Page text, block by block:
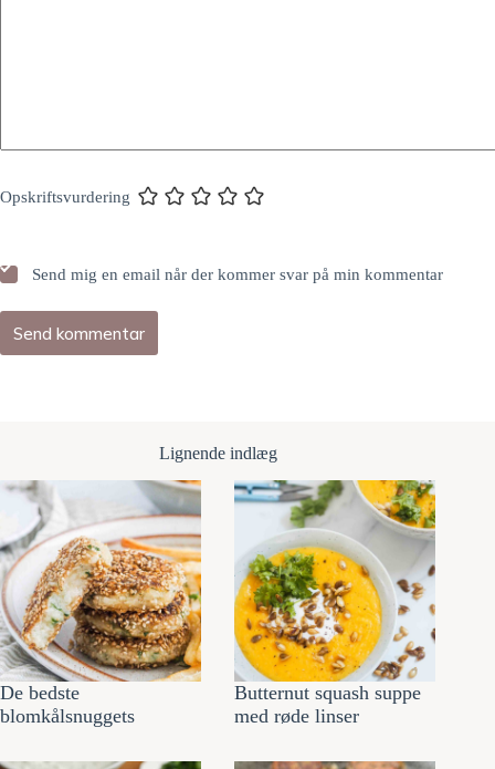
Opskriftsvurdering
Send mig en email når der kommer svar på min kommentar
Send kommentar
Lignende indlæg
De bedste
blomkålsnuggets
Butternut squash suppe
med røde linser